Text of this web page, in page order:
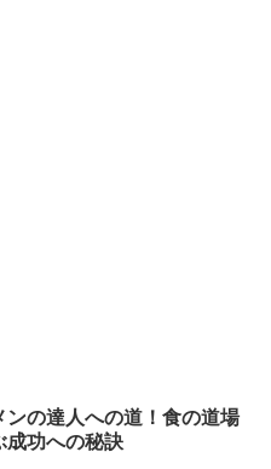
ンの達人への道！食の道場
成功への秘訣